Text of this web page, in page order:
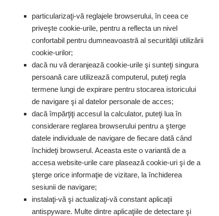
particularizaţi-vă reglajele browserului, în ceea ce
priveşte cookie-urile, pentru a reflecta un nivel
confortabil pentru dumneavoastră al securităţii utilizării
cookie-urilor;
dacă nu vă deranjează cookie-urile şi sunteţi singura
persoană care utilizează computerul, puteţi regla
termene lungi de expirare pentru stocarea istoricului
de navigare şi al datelor personale de acces;
dacă împărţiţi accesul la calculator, puteţi lua în
considerare reglarea browserului pentru a şterge
datele individuale de navigare de fiecare dată când
închideţi browserul. Aceasta este o variantă de a
accesa website-urile care plasează cookie-uri şi de a
şterge orice informaţie de vizitare, la închiderea
sesiunii de navigare;
instalaţi-vă şi actualizaţi-vă constant aplicaţii
antispyware. Multe dintre aplicaţiile de detectare şi